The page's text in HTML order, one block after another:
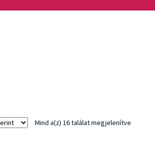
Mind a(z) 16 találat megjelenítveSorted